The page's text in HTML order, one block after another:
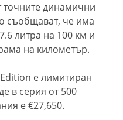
точните динамични
съобщават, че има
литра на 100 км и
на километър.
е лимитиран
в серия от 500
е €27,650.